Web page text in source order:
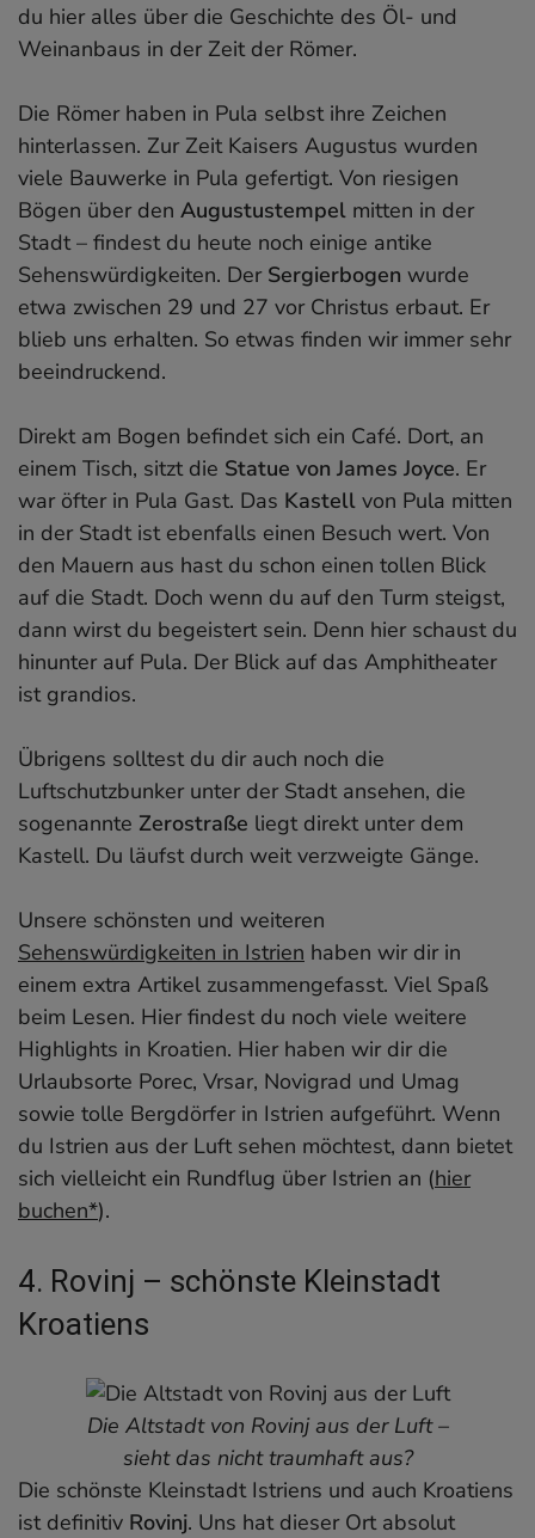
du hier alles über die Geschichte des Öl- und
Weinanbaus in der Zeit der Römer.
Die Römer haben in Pula selbst ihre Zeichen
hinterlassen. Zur Zeit Kaisers Augustus wurden
viele Bauwerke in Pula gefertigt. Von riesigen
Bögen über den Augustustempel mitten in der
Stadt – findest du heute noch einige antike
Sehenswürdigkeiten. Der Sergierbogen wurde
etwa zwischen 29 und 27 vor Christus erbaut. Er
blieb uns erhalten. So etwas finden wir immer sehr
beeindruckend.
Direkt am Bogen befindet sich ein Café. Dort, an
einem Tisch, sitzt die Statue von James Joyce. Er
war öfter in Pula Gast. Das Kastell von Pula mitten
in der Stadt ist ebenfalls einen Besuch wert. Von
den Mauern aus hast du schon einen tollen Blick
auf die Stadt. Doch wenn du auf den Turm steigst,
dann wirst du begeistert sein. Denn hier schaust du
hinunter auf Pula. Der Blick auf das Amphitheater
ist grandios.
Übrigens solltest du dir auch noch die
Luftschutzbunker unter der Stadt ansehen, die
sogenannte Zerostraße liegt direkt unter dem
Kastell. Du läufst durch weit verzweigte Gänge.
Unsere schönsten und weiteren
Sehenswürdigkeiten in Istrien haben wir dir in
einem extra Artikel zusammengefasst. Viel Spaß
beim Lesen. Hier findest du noch viele weitere
Highlights in Kroatien. Hier haben wir dir die
Urlaubsorte Porec, Vrsar, Novigrad und Umag
sowie tolle Bergdörfer in Istrien aufgeführt. Wenn
du Istrien aus der Luft sehen möchtest, dann bietet
sich vielleicht ein Rundflug über Istrien an (hier
buchen*).
4. Rovinj – schönste Kleinstadt
Kroatiens
Die Altstadt von Rovinj aus der Luft –
sieht das nicht traumhaft aus?
Die schönste Kleinstadt Istriens und auch Kroatiens
ist definitiv Rovinj. Uns hat dieser Ort absolut